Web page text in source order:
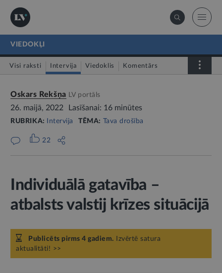
VIEDOKĻI
Visi raksti Intervija Viedoklis Komentārs
Oskars Rekšņa LV portāls
26. maijā, 2022 Lasīšanai: 16 minūtes
RUBRIKA: Intervija TĒMA: Tava drošība
22
Individuālā gatavība –
atbalsts valstij krīzes situācijā
Publicēts pirms 4 gadiem. Izvērtē satura
aktualitāti! >>